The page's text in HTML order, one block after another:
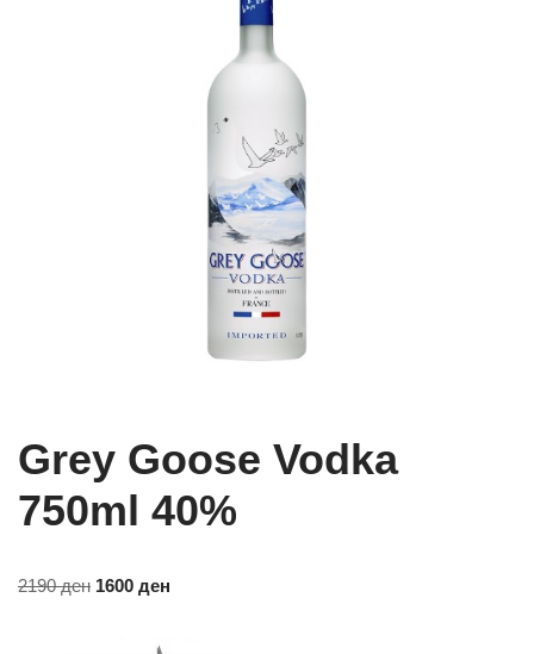
Grey Goose Vodka
750ml 40%
2190ден 1600 ден